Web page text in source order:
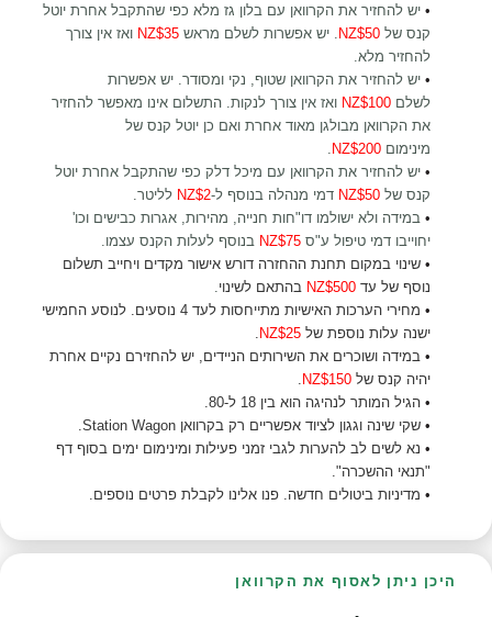
• יש להחזיר את הקרוואן עם בלון גז מלא כפי שהתקבל אחרת יוטל
קנס של NZ$50 . יש אפשרות לשלם מראש NZ$35 ואז אין צורך
להחזיר מלא
• יש להחזיר את הקרוואן שטוף, נקי ומסודר. יש אפשרות
לשלם NZ$100 ואז אין צורך לנקות. התשלום אינו מאפשר להחזיר
את הקרוואן מבולגן מאוד אחרת ואם כן יוטל קנס של
מינימום NZ$200
• יש להחזיר את הקרוואן עם מיכל דלק כפי שהתקבל אחרת יוטל
קנס של NZ$50 דמי מנהלה בנוסף ל-NZ$2 לליטר
• במידה ולא ישולמו דו"חות חנייה, מהירות, אגרות כבישים וכו'
יחוייבו דמי טיפול ע"ס NZ$75 בנוסף לעלות הקנס עצמו.
• שינוי במקום תחנת ההחזרה דורש אישור מקדים ויחייב תשלום
נוסף של עד NZ$500 בהתאם לשינוי
•
מחירי הערכות האישיות מתייחסות לעד 4 נוסעים. לנוסע החמישי
ישנה עלות נוספת של NZ$25
• במידה ושוכרים את השירותים הניידים, יש להחזירם נקיים אחרת
יהיה קנס של NZ$150
• הגיל המותר לנהיגה הוא בין 18 ל-80.
• שקי שינה וגגון לציוד אפשריים רק בקרוואן Station Wagon.
• נא לשים לב להערות לגבי זמני פעילות ומינימום ימים בסוף דף
"תנאי ההשכרה".
• מדיניות ביטולים חדשה. פנו אלינו לקבלת פרטים נוספים.
היכן ניתן לאסוף את הקרוואן